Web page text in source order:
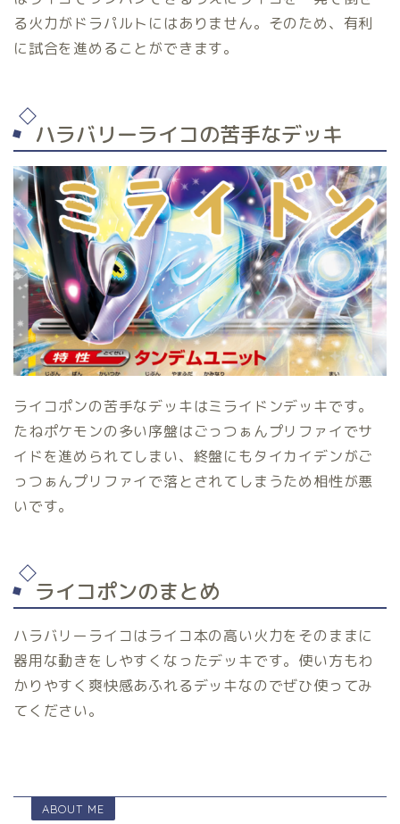
る火力がドラパルトにはありません。そのため、有利
に試合を進めることができます。
ハラバリーライコの苦手なデッキ
ライコポンの苦手なデッキはミライドンデッキです。
たねポケモンの多い序盤はごっつぁんプリファイでサ
イドを進められてしまい、終盤にもタイカイデンがご
っつぁんプリファイで落とされてしまうため相性が悪
いです。
ライコポンのまとめ
ハラバリーライコはライコ本の高い火力をそのままに
器用な動きをしやすくなったデッキです。使い方もわ
かりやすく爽快感あふれるデッキなのでぜひ使ってみ
てください。
ABOUT ME